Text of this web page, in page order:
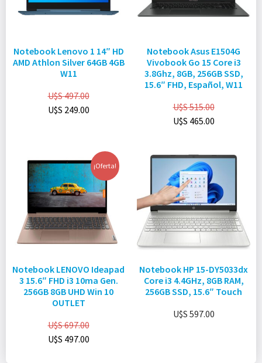
Notebook Lenovo 1 14″ HD
AMD Athlon Silver 64GB 4GB
W11
U$S497.00
U$S 249.00
Notebook Asus E1504G
Vivobook Go 15 Core i3
3.8Ghz, 8GB, 256GB SSD,
15.6″ FHD, Español, W11
U$S515.00
U$S 465.00
¡Oferta!
Notebook LENOVO Ideapad
3 15.6″ FHD i3 10ma Gen.
256GB 8GB UHD Win 10
OUTLET
U$S697.00
U$S 497.00
Notebook HP 15-DY5033dx
Core i3 4.4GHz, 8GB RAM,
256GB SSD, 15.6″ Touch
U$S 597.00